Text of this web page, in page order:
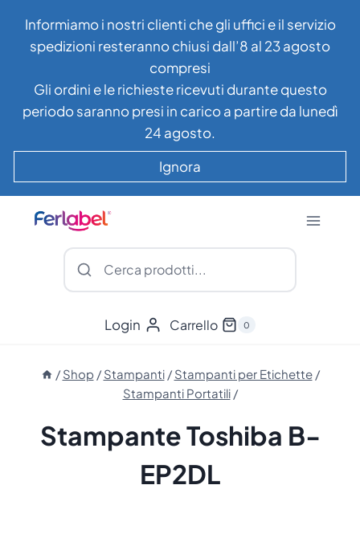
contenuto
Informiamo i nostri clienti che gli uffici e il servizio
spedizioni resteranno chiusi dall’8 al 23 agosto
compresi
Gli ordini e le richieste ricevuti durante questo
periodo saranno presi in carico a partire da lunedì
24 agosto.
Ignora
Login Carrello 0
/ Shop / Stampanti / Stampanti per Etichette /
Stampanti Portatili /
Stampante Toshiba B-
EP2DL